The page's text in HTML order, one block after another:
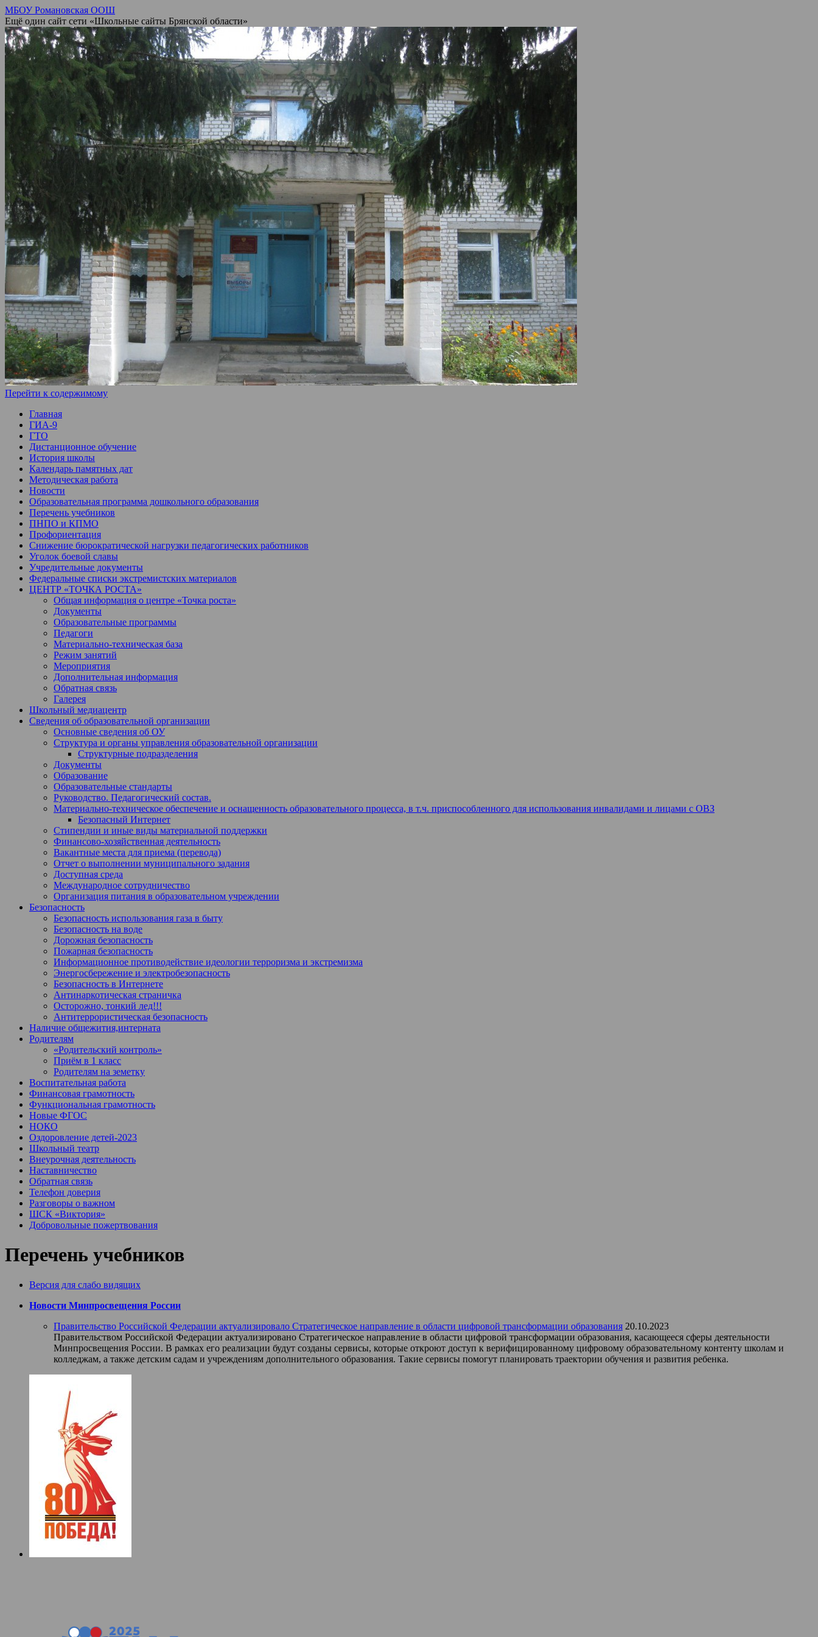
МБОУ Романовская ООШ
Ещё один сайт сети «Школьные сайты Брянской области»
Перейти к содержимому
Главная
ГИА-9
ГТО
Дистанционное обучение
История школы
Календарь памятных дат
Методическая работа
Новости
Образовательная программа дошкольного образования
Перечень учебников
ПНПО и КПМО
Профориентация
Снижение бюрократической нагрузки педагогических работников
Уголок боевой славы
Учредительные документы
Федеральные списки экстремистских материалов
ЦЕНТР «ТОЧКА РОСТА»
Общая информация о центре «Точка роста»
Документы
Образовательные программы
Педагоги
Материально-техническая база
Режим занятий
Мероприятия
Дополнительная информация
Обратная связь
Галерея
Школьный медиацентр
Сведения об образовательной организации
Основные сведения об ОУ
Структура и органы управления образовательной организации
Структурные подразделения
Документы
Образование
Образовательные стандарты
Руководство. Педагогический состав.
Материально-техническое обеспечение и оснащенность образовательного процесса, в т.ч. приспособленного для использования инвалидами и лицами с ОВЗ
Безопасный Интернет
Стипендии и иные виды материальной поддержки
Финансово-хозяйственная деятельность
Вакантные места для приема (перевода)
Отчет о выполнении муниципального задания
Доступная среда
Международное сотрудничество
Организация питания в образовательном учреждении
Безопасность
Безопасность использования газа в быту
Безопасность на воде
Дорожная безопасность
Пожарная безопасность
Информационное противодействие идеологии терроризма и экстремизма
Энергосбережение и электробезопасность
Безопасность в Интернете
Антинаркотическая страничка
Осторожно, тонкий лед!!!
Антитеррористическая безопасность
Наличие общежития,интерната
Родителям
«Родительский контроль»
Приём в 1 класс
Родителям на земетку
Воспитательная работа
Финансовая грамотность
Функциональная грамотность
Новые ФГОС
НОКО
Оздоровление детей-2023
Школьный театр
Внеурочная деятельность
Наставничество
Обратная связь
Телефон доверия
Разговоры о важном
ШСК «Виктория»
Добровольные пожертвования
Перечень учебников
Версия для слабо видящих
Новости Минпросвещения России
Правительство Российской Федерации актуализировало Стратегическое направление в области цифровой трансформации образования 20.10.2023
Правительством Российской Федерации актуализировано Стратегическое направление в области цифровой трансформации образования, касающееся сферы деятельности
Минпросвещения России. В рамках его реализации будут созданы сервисы, которые откроют доступ к верифицированному цифровому образовательному контенту школам и
колледжам, а также детским садам и учреждениям дополнительного образования. Такие сервисы помогут планировать траектории обучения и развития ребенка.